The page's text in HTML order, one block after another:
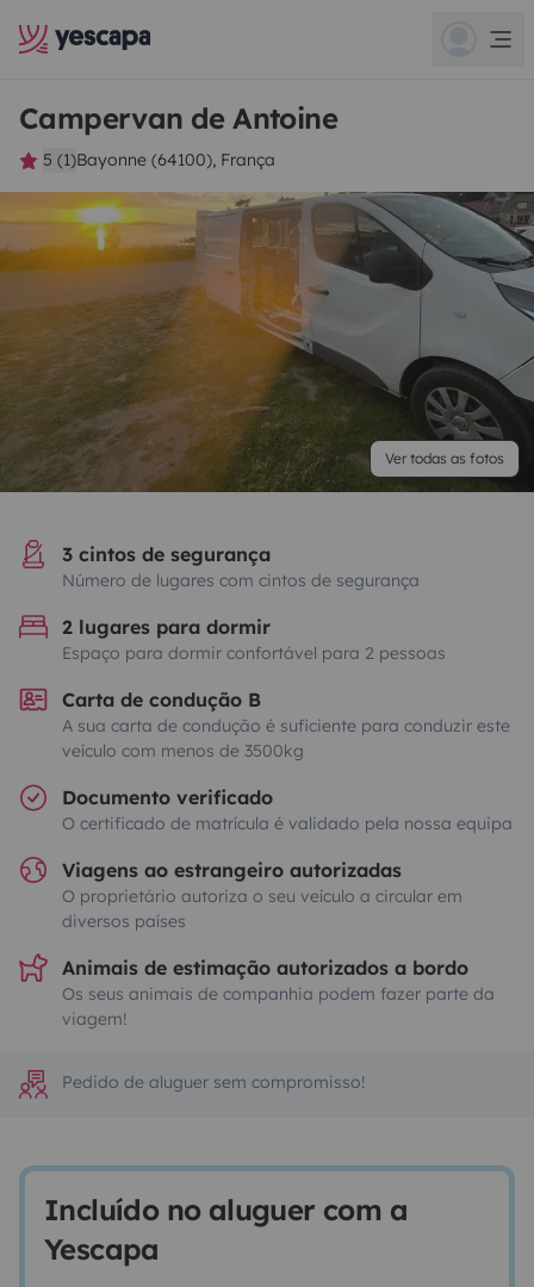
Campervan de Antoine
5 (1)Bayonne (64100), França
Ver todas as fotos
3 cintos de segurança
Número de lugares com cintos de segurança
2 lugares para dormir
Espaço para dormir confortável para 2 pessoas
Carta de condução B
A sua carta de condução é suficiente para conduzir este
veículo com menos de 3500kg
Documento verificado
O certificado de matrícula é validado pela nossa equipa
Viagens ao estrangeiro autorizadas
O proprietário autoriza o seu veículo a circular em
diversos países
Animais de estimação autorizados a bordo
Os seus animais de companhia podem fazer parte da
viagem!
Pedido de aluguer sem compromisso!
Incluído no aluguer com a
Yescapa